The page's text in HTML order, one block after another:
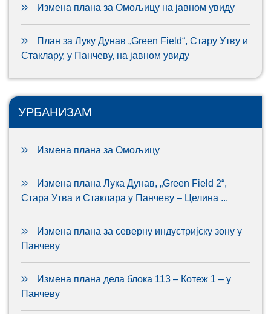
Измена плана за Омољицу на јавном увиду
План за Луку Дунав „Green Field“, Стару Утву и
Стаклару, у Панчеву, на јавном увиду
УРБАНИЗАМ
Измена плана за Омољицу
Измена плана Лука Дунав, „Green Field 2“,
Стара Утва и Стаклара у Панчеву – Целина ...
Измена плана за северну индустријску зону у
Панчеву
Измена плана дела блока 113 – Котеж 1 – у
Панчеву